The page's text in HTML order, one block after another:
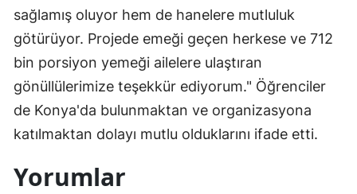
Konya
Kütahya
Malatya
Manisa
Kahramanmaraş
sağlamış oluyor hem de hanelere mutluluk
götürüyor. Projede emeği geçen herkese ve 712
bin porsiyon yemeği ailelere ulaştıran
gönüllülerimize teşekkür ediyorum." Öğrenciler
de Konya'da bulunmaktan ve organizasyona
katılmaktan dolayı mutlu olduklarını ifade etti.
Yorumlar